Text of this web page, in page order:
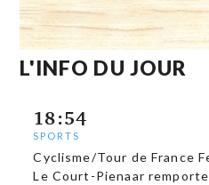
L'INFO DU JOUR
18:54
SPORTS
Cyclisme/Tour de France
Le Court-Pienaar